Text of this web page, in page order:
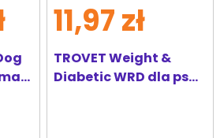
TROVET Weight &
Diabetic WRD dla psa
11,97 zł